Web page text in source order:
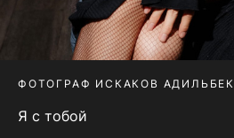
ФОТОГРАФ ИСКАКОВ АДИЛЬБЕК
Я с тобой